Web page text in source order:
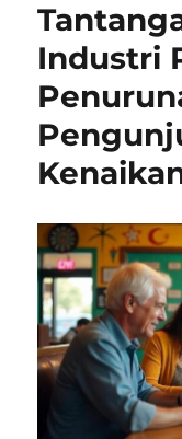
Industri